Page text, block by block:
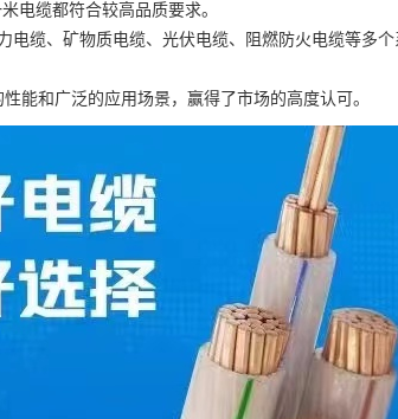
电缆都符合较高品质要求。
电缆、矿物质电缆、光伏电缆、阻燃防火电缆等多
能和广泛的应用场景，赢得了市场的高度认可。